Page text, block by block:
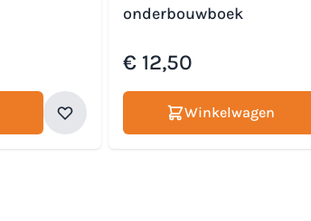
onderbouwboek
€ 12,50
Winkelwagen